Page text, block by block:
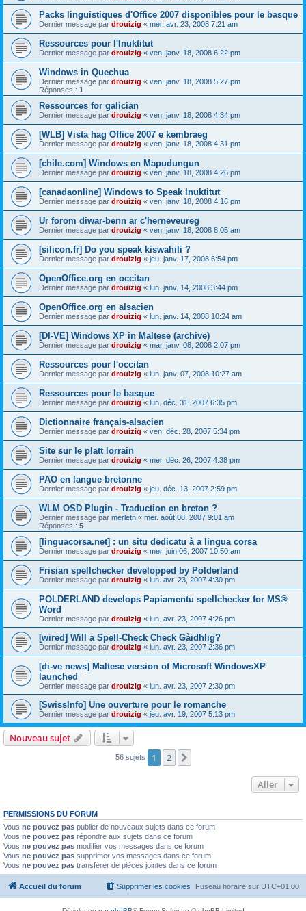
Packs linguistiques d'Office 2007 disponibles pour le basque
Dernier message par drouizig « mer. avr. 23, 2008 7:21 am
Ressources pour l'Inuktitut
Dernier message par drouizig « ven. janv. 18, 2008 6:22 pm
Windows in Quechua
Dernier message par drouizig « ven. janv. 18, 2008 5:27 pm
Réponses : 1
Ressources for galician
Dernier message par drouizig « ven. janv. 18, 2008 4:34 pm
[WLB] Vista hag Office 2007 e kembraeg
Dernier message par drouizig « ven. janv. 18, 2008 4:31 pm
[chile.com] Windows en Mapudungun
Dernier message par drouizig « ven. janv. 18, 2008 4:26 pm
[canadaonline] Windows to Speak Inuktitut
Dernier message par drouizig « ven. janv. 18, 2008 4:16 pm
Ur forom diwar-benn ar c'herneveureg
Dernier message par drouizig « ven. janv. 18, 2008 8:05 am
[silicon.fr] Do you speak kiswahili ?
Dernier message par drouizig « jeu. janv. 17, 2008 6:54 pm
OpenOffice.org en occitan
Dernier message par drouizig « lun. janv. 14, 2008 3:44 pm
OpenOffice.org en alsacien
Dernier message par drouizig « lun. janv. 14, 2008 10:24 am
[DI-VE] Windows XP in Maltese (archive)
Dernier message par drouizig « mar. janv. 08, 2008 2:07 pm
Ressources pour l'occitan
Dernier message par drouizig « lun. janv. 07, 2008 10:27 am
Ressources pour le basque
Dernier message par drouizig « lun. déc. 31, 2007 6:35 pm
Dictionnaire français-alsacien
Dernier message par drouizig « ven. déc. 28, 2007 5:34 pm
Site sur le platt lorrain
Dernier message par drouizig « mer. déc. 26, 2007 4:38 pm
PAO en langue bretonne
Dernier message par drouizig « jeu. déc. 13, 2007 2:59 pm
WLM OSD Plugin - Traduction en breton ?
Dernier message par merletn « mer. août 08, 2007 9:01 am
Réponses : 5
[linguacorsa.net] : un situ dedicatu à a lingua corsa
Dernier message par drouizig « mer. juin 06, 2007 10:50 am
Frisian spellchecker developped by Polderland
Dernier message par drouizig « lun. avr. 23, 2007 4:30 pm
POLDERLAND develops Papiamentu spellchecker for MS®
Word
Dernier message par drouizig « lun. avr. 23, 2007 4:26 pm
[wired] Will a Spell-Check Check Gàidhlig?
Dernier message par drouizig « lun. avr. 23, 2007 2:36 pm
[di-ve news] Maltese version of Microsoft WindowsXP
launched
Dernier message par drouizig « lun. avr. 23, 2007 2:30 pm
[SwissInfo] Une ouverture pour le romanche
Dernier message par drouizig « jeu. avr. 19, 2007 5:13 pm
Nouveau sujet
56 sujets 1 2
Aller
PERMISSIONS DU FORUM
Vous ne pouvez pas publier de nouveaux sujets dans ce forum
Vous ne pouvez pas répondre aux sujets dans ce forum
Vous ne pouvez pas modifier vos messages dans ce forum
Vous ne pouvez pas supprimer vos messages dans ce forum
Vous ne pouvez pas transférer de pièces jointes dans ce forum
Accueil du forum Fuseau horaire sur UTC+01:00
Supprimer les cookies